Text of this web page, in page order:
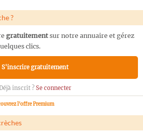
?
gratuitementsur notre annuaire et gérez
clics.
S'inscrire gratuitement
inscrit ? Se connecter
l'offre Premium